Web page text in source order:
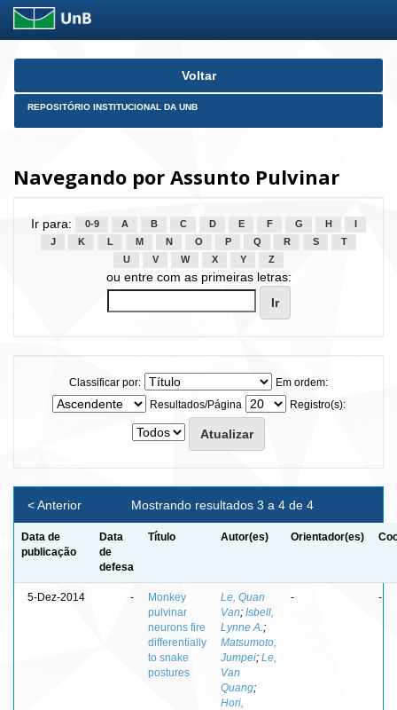
Skip
Voltar
REPOSITÓRIO INSTITUCIONAL DA UNB
Navegando por Assunto Pulvinar
Ir para: 0-9 A B C D E F G H
J
K L M N O P Q R S
T
U
V W X Y Z
ou entre com as primeiras letras:
Classificar por:
Em ordem:
Resultados/Página
Registro(s):
Mostrando resultados 3 a 4 de 4
< Anterior
Data de
publicação
Data
de
defesa
Título Autor(es) Orientador(es)
5-Dez-2014 -
Monkey
pulvinar
neurons fire
differentially
to snake
postures
Le, Quan
Van; Isbell,
Lynne A. ;
Matsumoto,
Jumpei; Le,
Van
Quang;
Hori,
- -